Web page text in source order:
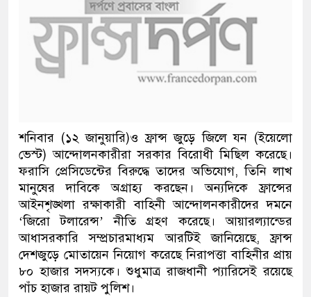
শনিবার (১২ জানুয়ারি)ও ফ্রান্স জুড়ে জিলে যন (ইয়েলো
ভেস্ট) আন্দোলনকারীরা সরকার বিরোধী মিছিল করেছে।
ফরাসি প্রেসিডেন্টের বিরুদ্ধে তাদের অভিযোগ, তিনি লাখ
মানুষের দাবিকে অগ্রাহ্য করছেন। অন্যদিকে ফ্রান্সের
আইনশৃঙ্খলা রক্ষাকারী বাহিনী আন্দোলনকারীদের দমনে
‘জিরো টলারেন্স’ নীতি গ্রহণ করেছে। আয়ারল্যান্ডের
আধাসরকারি সম্প্রচারমাধ্যম আরটিই জানিয়েছে, ফ্রান্স
দেশজুড়ে মোতায়েন নিয়োগ করেছে নিরাপত্তা বাহিনীর প্রায়
৮০ হাজার সদস্যকে। শুধুমাত্র রাজধানী প্যারিসেই রয়েছে
পাঁচ হাজার রায়ট পুলিশ।